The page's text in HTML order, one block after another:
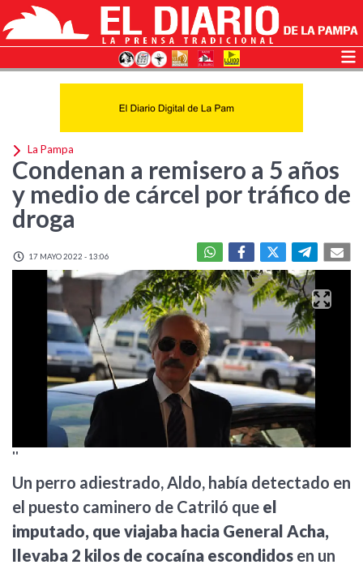
La Pampa
Condenan a remisero a 5 años
y medio de cárcel por tráfico de
droga
17 MAYO 2022 - 13:06
''
Un perro adiestrado, Aldo, había detectado en
el puesto caminero de Catriló que el
imputado, que viajaba hacia General Acha,
llevaba 2 kilos de cocaína escondidos en un